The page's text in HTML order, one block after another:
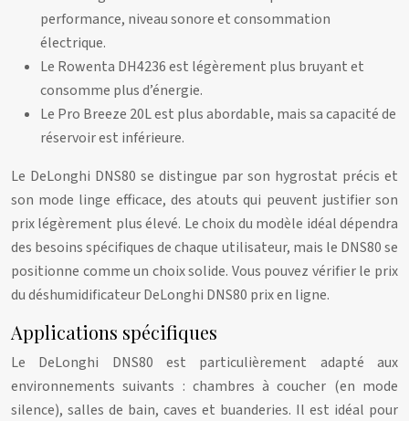
performance, niveau sonore et consommation
électrique.
Le Rowenta DH4236 est légèrement plus bruyant et
consomme plus d’énergie.
Le Pro Breeze 20L est plus abordable, mais sa capacité de
réservoir est inférieure.
Le DeLonghi DNS80 se distingue par son hygrostat précis et
son mode linge efficace, des atouts qui peuvent justifier son
prix légèrement plus élevé. Le choix du modèle idéal dépendra
des besoins spécifiques de chaque utilisateur, mais le DNS80 se
positionne comme un choix solide. Vous pouvez vérifier le prix
du déshumidificateur DeLonghi DNS80 prix en ligne.
Applications spécifiques
Le DeLonghi DNS80 est particulièrement adapté aux
environnements suivants : chambres à coucher (en mode
silence), salles de bain, caves et buanderies. Il est idéal pour